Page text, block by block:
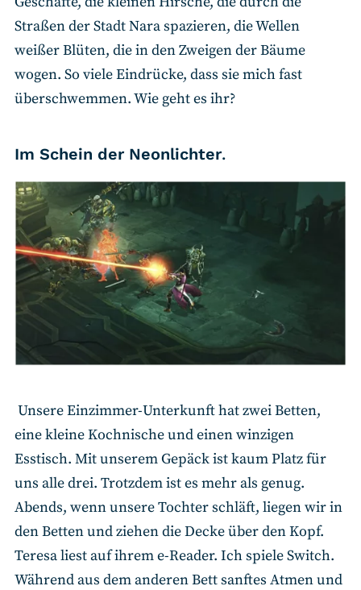
Straßen der Stadt Nara spazieren, die Wellen
weißer Blüten, die in den Zweigen der Bäume
wogen. So viele Eindrücke, dass sie mich fast
überschwemmen. Wie geht es ihr?
Im Schein der Neonlichter.
Unsere Einzimmer-Unterkunft hat zwei Betten,
eine kleine Kochnische und einen winzigen
Esstisch. Mit unserem Gepäck ist kaum Platz für
uns alle drei. Trotzdem ist es mehr als genug.
Abends, wenn unsere Tochter schläft, liegen wir in
den Betten und ziehen die Decke über den Kopf.
Teresa liest auf ihrem e-Reader. Ich spiele Switch.
Während aus dem anderen Bett sanftes Atmen und